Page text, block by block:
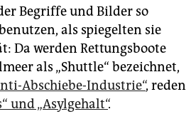
Begriffe und Bilder so
als spiegelten sie
Da werden Rettungsboote
als „Shuttle“ bezeichnet,
Abschiebe-Industrie“, reden
und „Asylgehalt“.